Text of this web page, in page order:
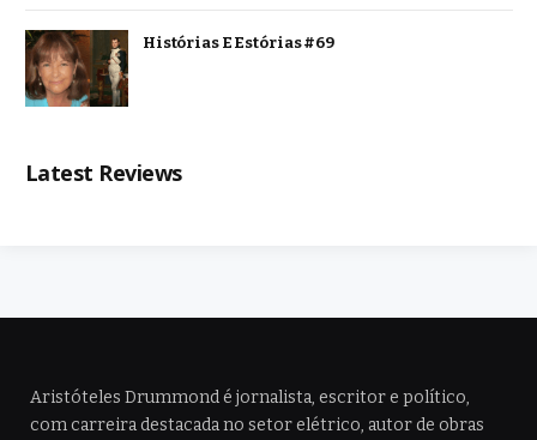
Histórias E Estórias #69
Latest Reviews
Aristóteles Drummond é jornalista, escritor e político,
com carreira destacada no setor elétrico, autor de obras